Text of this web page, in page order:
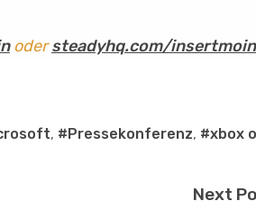
odersteadyhq.com/insertmoin
, #Pressekonferenz, #xbox
Next